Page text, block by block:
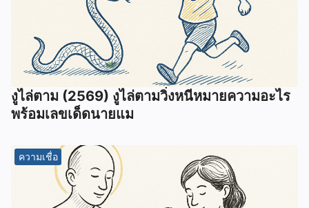
งูไล่ตาม (2569) งูไล่ตามวิ่งหนีหมายความอะไร
พร้อมเลขเด็ดนายแม
ความเชื่อ